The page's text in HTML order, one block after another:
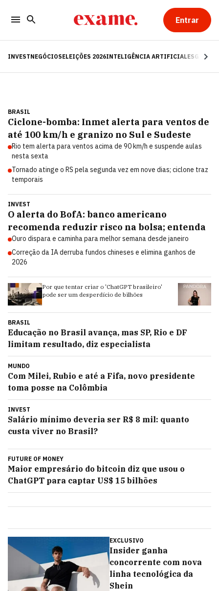
Entrar
INVESTNEGÓCIOSELEIÇÕES 2026INTELIGÊNCIA ARTIFICIALESG
BRASIL
Ciclone-bomba: Inmet alerta para ventos de
até 100 km/h e granizo no Sul e Sudeste
Rio tem alerta para ventos acima de 90 km/h e suspende aulas
nesta sexta
Tornado atinge o RS pela segunda vez em nove dias; ciclone traz
temporais
INVEST
O alerta do BofA: banco americano
recomenda reduzir risco na bolsa; entenda
Ouro dispara e caminha para melhor semana desde janeiro
Correção da IA derruba fundos chineses e elimina ganhos de
2026
Por que tentar criar o 'ChatGPT brasileiro'
pode ser um desperdício de bilhões
BRASIL
Educação no Brasil avança, mas SP, Rio e DF
limitam resultado, diz especialista
MUNDO
Com Milei, Rubio e até a Fifa, novo presidente
toma posse na Colômbia
INVEST
Salário mínimo deveria ser R$ 8 mil: quanto
custa viver no Brasil?
FUTURE OF MONEY
Maior empresário do bitcoin diz que usou o
ChatGPT para captar US$ 15 bilhões
EXCLUSIVO
Insider ganha
concorrente com nova
linha tecnológica da
Shein